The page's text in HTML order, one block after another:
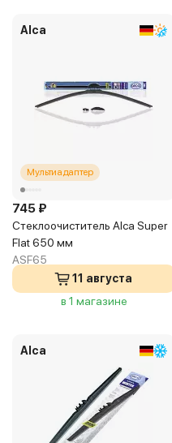
Alca
Мультиадаптер
745 ₽
Стеклоочиститель Alca Super
Flat 650 мм
ASF65
11 августа
в 1 магазине
Alca